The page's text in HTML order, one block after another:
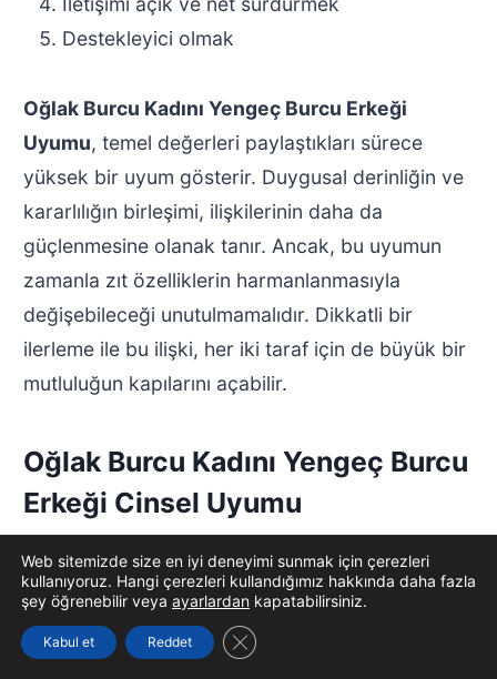
Destekleyici olmak
Oğlak Burcu Kadını Yengeç Burcu Erkeği
Uyumu, temel değerleri paylaştıkları sürece
yüksek bir uyum gösterir. Duygusal derinliğin ve
kararlılığın birleşimi, ilişkilerinin daha da
güçlenmesine olanak tanır. Ancak, bu uyumun
zamanla zıt özelliklerin harmanlanmasıyla
değişebileceği unutulmamalıdır. Dikkatli bir
ilerleme ile bu ilişki, her iki taraf için de büyük bir
mutluluğun kapılarını açabilir.
Oğlak Burcu Kadını Yengeç Burcu
Erkeği Cinsel Uyumu
Oğlak Burcu Kadını Yengeç Burcu Erkeği
Uyumu, cinsel yaşamda farklı dinamiklere sahip
olan bu iki burcun birleşimini ortaya koyar. Oğlak
kadını, ciddi ve sorumlu yapısıyla bilinirken;
Web sitemizde size en iyi deneyimi sunmak için çerezleri
kullanıyoruz. Hangi çerezleri kullandığımız hakkında daha fazla
şey öğrenebilir veya ayarlardan kapatabilirsiniz.
Kabul et Reddet GDPR çerez şeridini kapat